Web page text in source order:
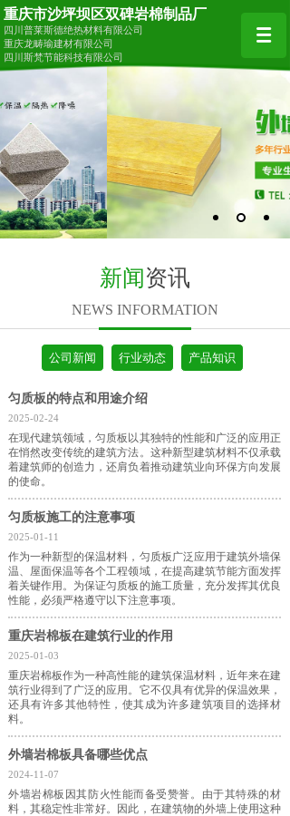
四川普莱斯德绝热材料有限公司
重庆龙畴瑜建材有限公司
四川斯梵节能科技有限公司
重庆市沙坪坝区双碑岩棉制品厂
新闻 资讯
NEWS INFORMATION
公司新闻 行业动态 产品知识
匀质板的特点和用途介绍
2025-02-24
在现代建筑领域，匀质板以其独特的性能和广泛的应用正
在悄然改变传统的建筑方法。这种新型建筑材料不仅承载
着建筑师的创造力，还肩负着推动建筑业向环保方向发展
的使命。
匀质板施工的注意事项
2025-01-11
作为一种新型的保温材料，匀质板广泛应用于建筑外墙保
温、屋面保温等各个工程领域，在提高建筑节能方面发挥
着关键作用。为保证匀质板的施工质量，充分发挥其优良
性能，必须严格遵守以下注意事项。
重庆岩棉板在建筑行业的作用
2025-01-03
重庆岩棉板作为一种高性能的建筑保温材料，近年来在建
筑行业得到了广泛的应用。它不仅具有优异的保温效果，
还具有许多其他特性，使其成为许多建筑项目的选择材
料。
外墙岩棉板具备哪些优点
2024-11-07
外墙岩棉板因其防火性能而备受赞誉。由于其特殊的材
料，其稳定性非常好。因此，在建筑物的外墙上使用这种